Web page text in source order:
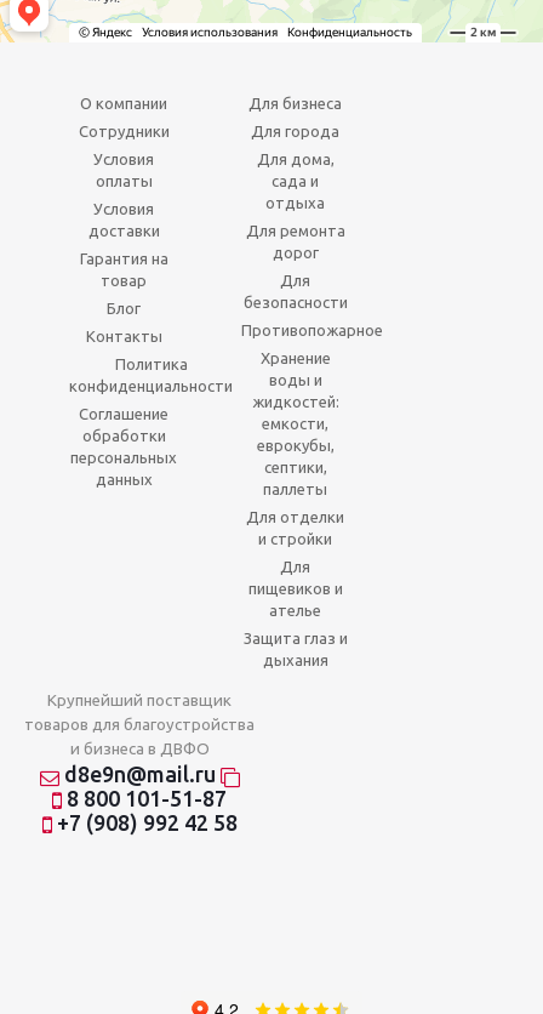
О компании
Сотрудники
Условия
оплаты
Условия
доставки
Гарантия на
товар
Блог
Контакты
Политика
конфиденциальности
Соглашение
обработки
персональных
данных
Для бизнеса
Для города
Для дома,
сада и
отдыха
Для ремонта
дорог
Для
безопасности
Противопожарное
Хранение
воды и
жидкостей:
емкости,
еврокубы,
септики,
паллеты
Для отделки
и стройки
Для
пищевиков и
ателье
Защита глаз и
дыхания
Крупнейший поставщик
товаров для благоустройства
и бизнеса в ДВФО
d8e9n@mail.ru
8 800 101-51-87
+7 (908) 992 42 58